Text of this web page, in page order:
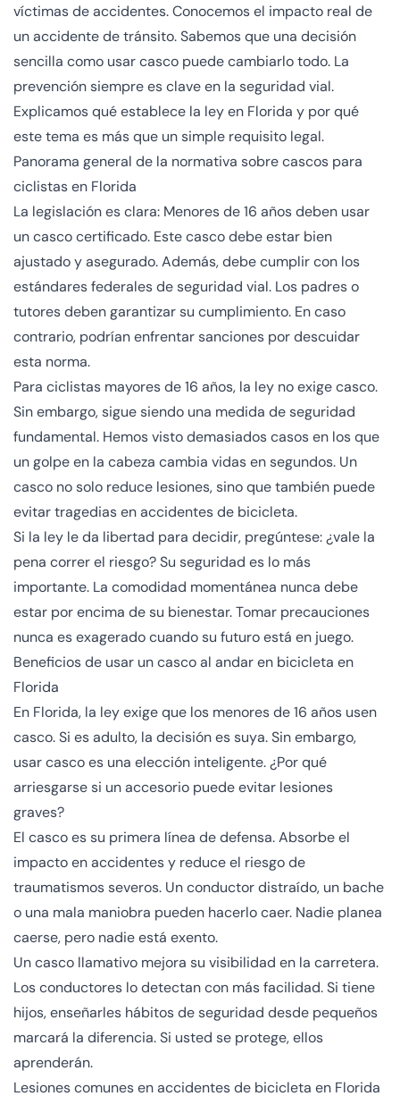
víctimas de accidentes. Conocemos el impacto real de
un accidente de tránsito. Sabemos que una decisión
sencilla como usar casco puede cambiarlo todo. La
prevención siempre es clave en la seguridad vial.
Explicamos qué establece la ley en Florida y por qué
este tema es más que un simple requisito legal.
Panorama general de la normativa sobre cascos para
ciclistas en Florida
La legislación es clara: Menores de 16 años deben usar
un casco certificado. Este casco debe estar bien
ajustado y asegurado. Además, debe cumplir con los
estándares federales de seguridad vial. Los padres o
tutores deben garantizar su cumplimiento. En caso
contrario, podrían enfrentar sanciones por descuidar
esta norma.
Para ciclistas mayores de 16 años, la ley no exige casco.
Sin embargo, sigue siendo una medida de seguridad
fundamental. Hemos visto demasiados casos en los que
un golpe en la cabeza cambia vidas en segundos. Un
casco no solo reduce lesiones, sino que también puede
evitar tragedias en accidentes de bicicleta.
Si la ley le da libertad para decidir, pregúntese: ¿vale la
pena correr el riesgo? Su seguridad es lo más
importante. La comodidad momentánea nunca debe
estar por encima de su bienestar. Tomar precauciones
nunca es exagerado cuando su futuro está en juego.
Beneficios de usar un casco al andar en bicicleta en
Florida
En Florida, la ley exige que los menores de 16 años usen
casco. Si es adulto, la decisión es suya. Sin embargo,
usar casco es una elección inteligente. ¿Por qué
arriesgarse si un accesorio puede evitar lesiones
graves?
El casco es su primera línea de defensa. Absorbe el
impacto en accidentes y reduce el riesgo de
traumatismos severos. Un conductor distraído, un bache
o una mala maniobra pueden hacerlo caer. Nadie planea
caerse, pero nadie está exento.
Un casco llamativo mejora su visibilidad en la carretera.
Los conductores lo detectan con más facilidad. Si tiene
hijos, enseñarles hábitos de seguridad desde pequeños
marcará la diferencia. Si usted se protege, ellos
aprenderán.
Lesiones comunes en accidentes de bicicleta en Florida